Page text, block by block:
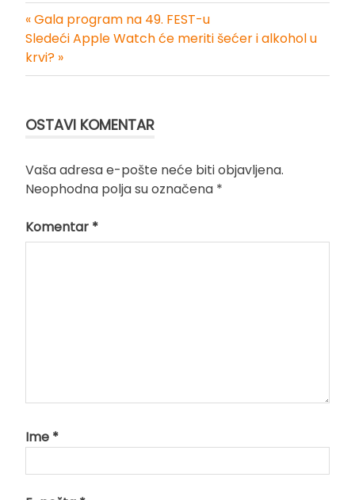
Kretanje
članka
« Gala program na 49. FEST-u
Sledeći Apple Watch će meriti šećer i alkohol u
krvi? »
OSTAVI KOMENTAR
Vaša adresa e-pošte neće biti objavljena.
Neophodna polja su označena *
Komentar *
Ime *